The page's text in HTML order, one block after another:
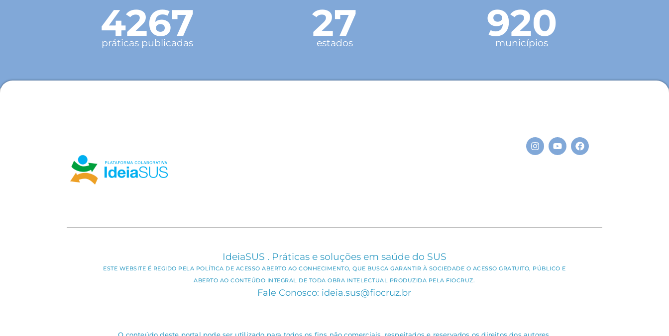
4267
práticas publicadas 27
estados 920
municípios
IdeiaSUS . Práticas e soluções em saúde do SUS
ESTE WEBSITE É REGIDO PELA POLÍTICA DE ACESSO ABERTO AO CONHECIMENTO, QUE BUSCA GARANTIR À SOCIEDADE O ACESSO GRATUITO, PÚBLICO E
ABERTO AO CONTEÚDO INTEGRAL DE TODA OBRA INTELECTUAL PRODUZIDA PELA FIOCRUZ.
Fale Conosco: ideia.sus@fiocruz.br